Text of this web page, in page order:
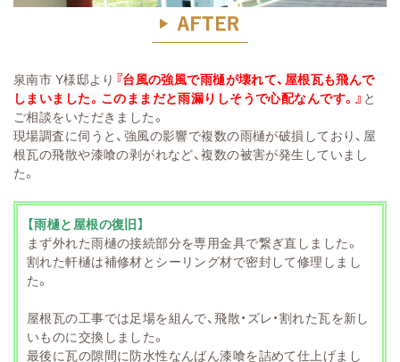
泉南市 Y様邸より 『台風の強風で雨樋が壊れて、屋根瓦も飛んで
しまいました。このままだと雨漏りしそうで心配なんです。』 と
ご相談をいただきました。
現場調査に伺うと、強風の影響で複数の雨樋が破損しており、屋
根瓦の飛散や漆喰の剥がれなど、複数の被害が発生していまし
た。
【雨樋と屋根の復旧】
まず外れた雨樋の接続部分を専用金具で繋ぎ直しました。
割れた軒樋は補修材とシーリング材で密封して修理しまし
た。
屋根瓦の工事では足場を組んで、飛散・ズレ・割れた瓦を新し
いものに交換しました。
最後に瓦の隙間に防水性なんばん漆喰を詰めて仕上げまし